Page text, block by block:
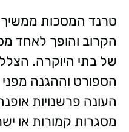
טרנד המסכות
הקרוב והופך לאחד
של בתי היוקרה.
הספורט וההגנה
העונה פרשנויות
מסגרות קמורות או